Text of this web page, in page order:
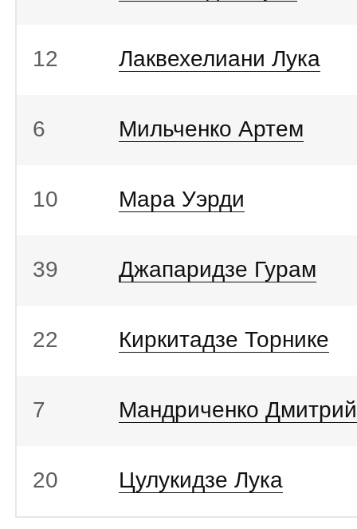
12 Лаквехелиани Лука
6 Мильченко Артем
10 Мара Уэрди
39 Джапаридзе Гурам
22 Киркитадзе Торнике
7 Мандриченко Дмитрий
20 Цулукидзе Лука